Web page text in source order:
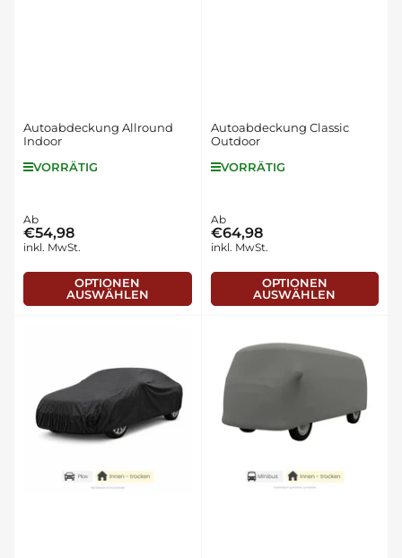
Autoabdeckung Allround
Indoor
VORRÄTIG
Normaler
Preis
Ab
€54,98
inkl. MwSt.
OPTIONEN
AUSWÄHLEN
Autoabdeckung Classic
Outdoor
VORRÄTIG
Normaler
Preis
Ab
€64,98
inkl. MwSt.
OPTIONEN
AUSWÄHLEN